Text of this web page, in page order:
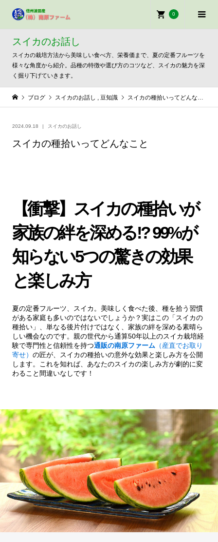
0
スイカのお話し
スイカの栽培方法から美味しい食べ方、栄養価まで、夏の定番フルーツを
様々な角度から紹介。品種の特徴や選び方のコツなど、スイカの魅力を深
く掘り下げていきます。
ブログ スイカのお話し , 豆知識 スイカの種拾いってどんなこと
2024.09.18 スイカのお話し
スイカの種拾いってどんなこと
【衝撃】スイカの種拾いが
家族の絆を深める!? 99%が
知らない5つの驚きの効果
と楽しみ方
夏の定番フルーツ、スイカ。美味しく食べた後、種を拾う習慣
がある家庭も多いのではないでしょうか？実はこの「スイカの
種拾い」、単なる後片付けではなく、家族の絆を深める素晴ら
しい機会なのです。親の世代から通算50年以上のスイカ栽培経
験で専門性と信頼性を持つ通販の南原ファーム （産直でお取り
寄せ） の匠が、スイカの種拾いの意外な効果と楽しみ方を公開
します。これを知れば、あなたのスイカの楽しみ方が劇的に変
わること間違いなしです！